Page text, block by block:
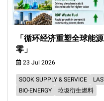
「循环经济重塑全球能
零」
23 Jul 2026
SOOK SUPPLY & SERVICE
BIO-ENERGY
垃圾衍生燃料